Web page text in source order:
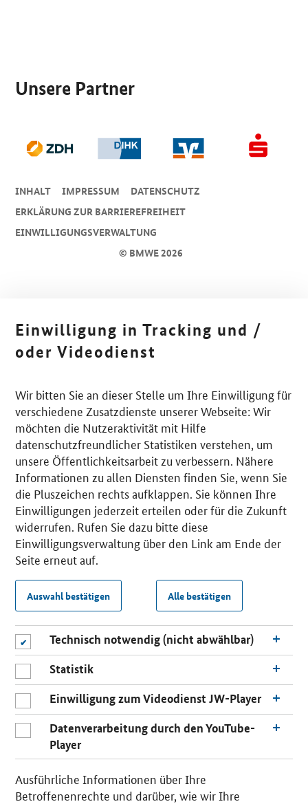
Unsere Partner
© BMWE 2026
INHALT IMPRESSUM
DA­TEN­SCHUTZ
ERKLÄRUNG ZUR BARRIEREFREIHEIT
EINWILLIGUNGSVERWALTUNG
Einwilligung in Tracking und /
oder Videodienst
Wir bitten Sie an dieser Stelle um Ihre Einwilligung für
verschiedene Zusatzdienste unserer Webseite: Wir
möchten die Nutzeraktivität mit Hilfe
datenschutzfreundlicher Statistiken verstehen, um
unsere Öffentlichkeitsarbeit zu verbessern. Nähere
Informationen zu allen Diensten finden Sie, wenn Sie
die Pluszeichen rechts aufklappen. Sie können Ihre
Einwilligungen jederzeit erteilen oder für die Zukunft
widerrufen. Rufen Sie dazu bitte diese
Einwilligungsverwaltung über den Link am Ende der
Seite erneut auf.
Auswahl bestätigen Alle bestätigen
Technisch notwendig (nicht abwählbar)
Statistik
Einwilligung zum Videodienst JW-Player
Datenverarbeitung durch den YouTube-
Player
Ausführliche Informationen über Ihre
Betroffenenrechte und darüber, wie wir Ihre